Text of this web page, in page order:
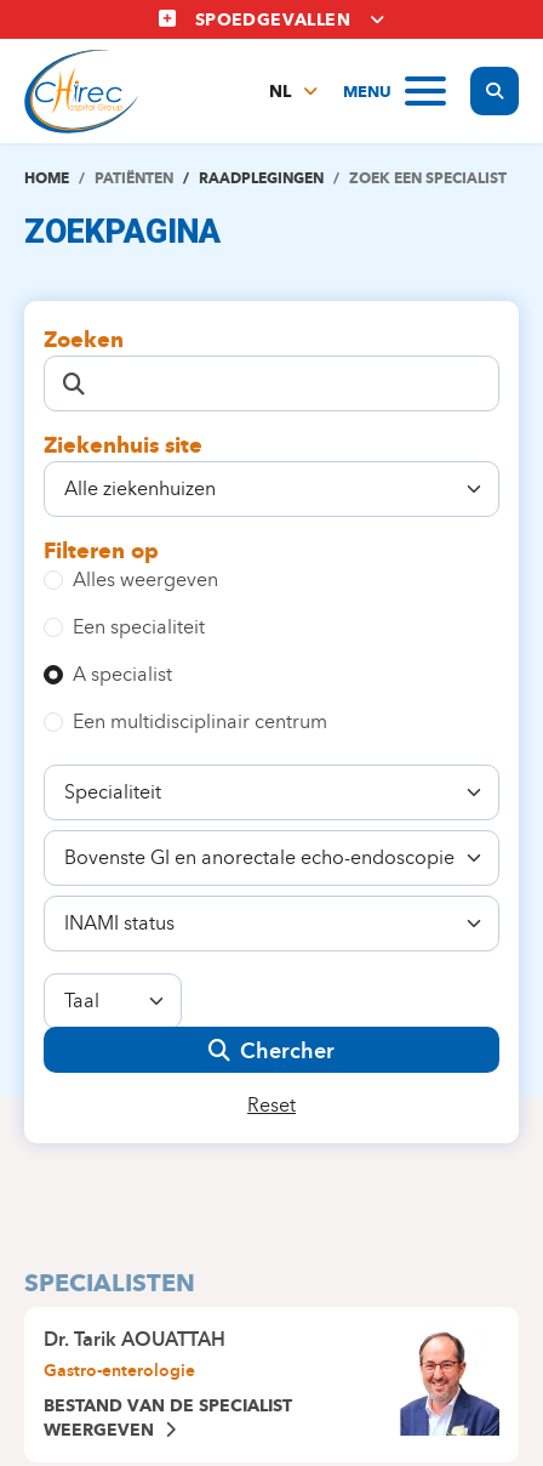
en
naar
inhoud
gaan
SPOEDGEVALLEN
MENU
NL
EN
HOME PATIËNTEN RAADPLEGINGEN ZOEK EEN SPECIALIST
ZOEKPAGINA
Zoeken
Ziekenhuis site
Filteren op
Alles weergeven
Een specialiteit
A specialist
Een multidisciplinair centrum
Specialiteit
Bekwaamheid
INAMI
status
Taal
Chercher
Reset
SPECIALISTEN
Dr.Tarik AOUATTAH
Gastro-enterologie
BESTAND VAN DE SPECIALIST
WEERGEVEN